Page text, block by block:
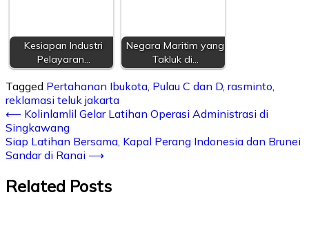
Kesiapan Industri
Pelayaran…
Negara Maritim yang
Takluk di…
Tagged Pertahanan Ibukota Pulau C dan D rasminto
reklamasi teluk jakarta
⟵ Kolinlamlil Gelar Latihan Operasi Administrasi di
Singkawang
Siap Latihan Bersama, Kapal Perang Indonesia dan Brunei
Sandar di Ranai ⟶
Related Posts